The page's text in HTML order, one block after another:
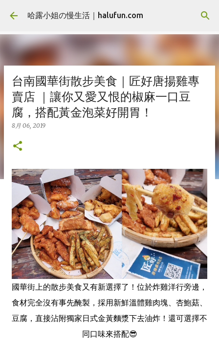
跳到主要內容
哈露小姐の慢生活｜halufun.com
台南國華街散步美食｜匠好唐揚雞專
賣店 ｜讓你又愛又恨的椒麻一口豆
腐，搭配黃金泡菜好開胃！
8月 06, 2019
國華街上的散步美食又有新選擇了！位於炸雞洋行旁邊，
食材完全沒有事先醃製，採用新鮮溫體雞肉塊、杏鮑菇、
豆腐，直接沾附獨家日式金黃麵漿下去油炸！還可選擇不
同口味來搭配😎